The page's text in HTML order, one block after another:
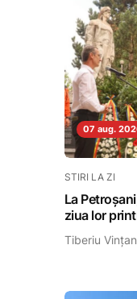
07 aug.
STIRI LA ZI
La
ziua lor
Tiberiu Vințan